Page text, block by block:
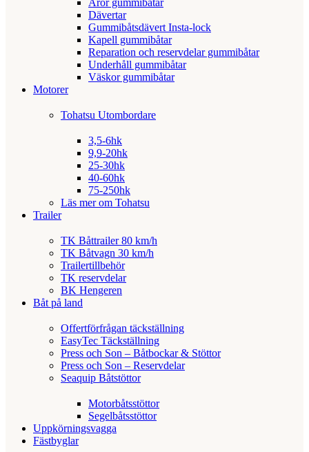
Åror gummibåtar
Dävertar
Gummibåtsdävert Insta-lock
Kapell gummibåtar
Reparation och reservdelar gummibåtar
Underhåll gummibåtar
Väskor gummibåtar
Motorer
Tohatsu Utombordare
3,5-6hk
9,9-20hk
25-30hk
40-60hk
75-250hk
Läs mer om Tohatsu
Trailer
TK Båttrailer 80 km/h
TK Båtvagn 30 km/h
Trailertillbehör
TK reservdelar
BK Hengeren
Båt på land
Offertförfrågan täckställning
EasyTec Täckställning
Press och Son – Båtbockar & Stöttor
Press och Son – Reservdelar
Seaquip Båtstöttor
Motorbåtsstöttor
Segelbåtsstöttor
Uppkörningsvagga
Fästbyglar